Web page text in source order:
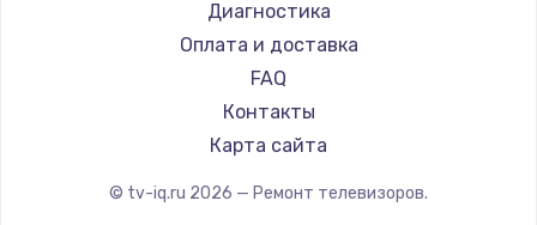
Замена видеокарты
1600 руб.
Заказать
Ремонт разъема питания
880 руб.
Hyundai
Doffler
Hiper
Grundig
HITACHI
Диагностика
Оплата и доставка
FAQ
Контакты
Карта сайта
© tv-iq.ru 2026 — Ремонт телевизоров.